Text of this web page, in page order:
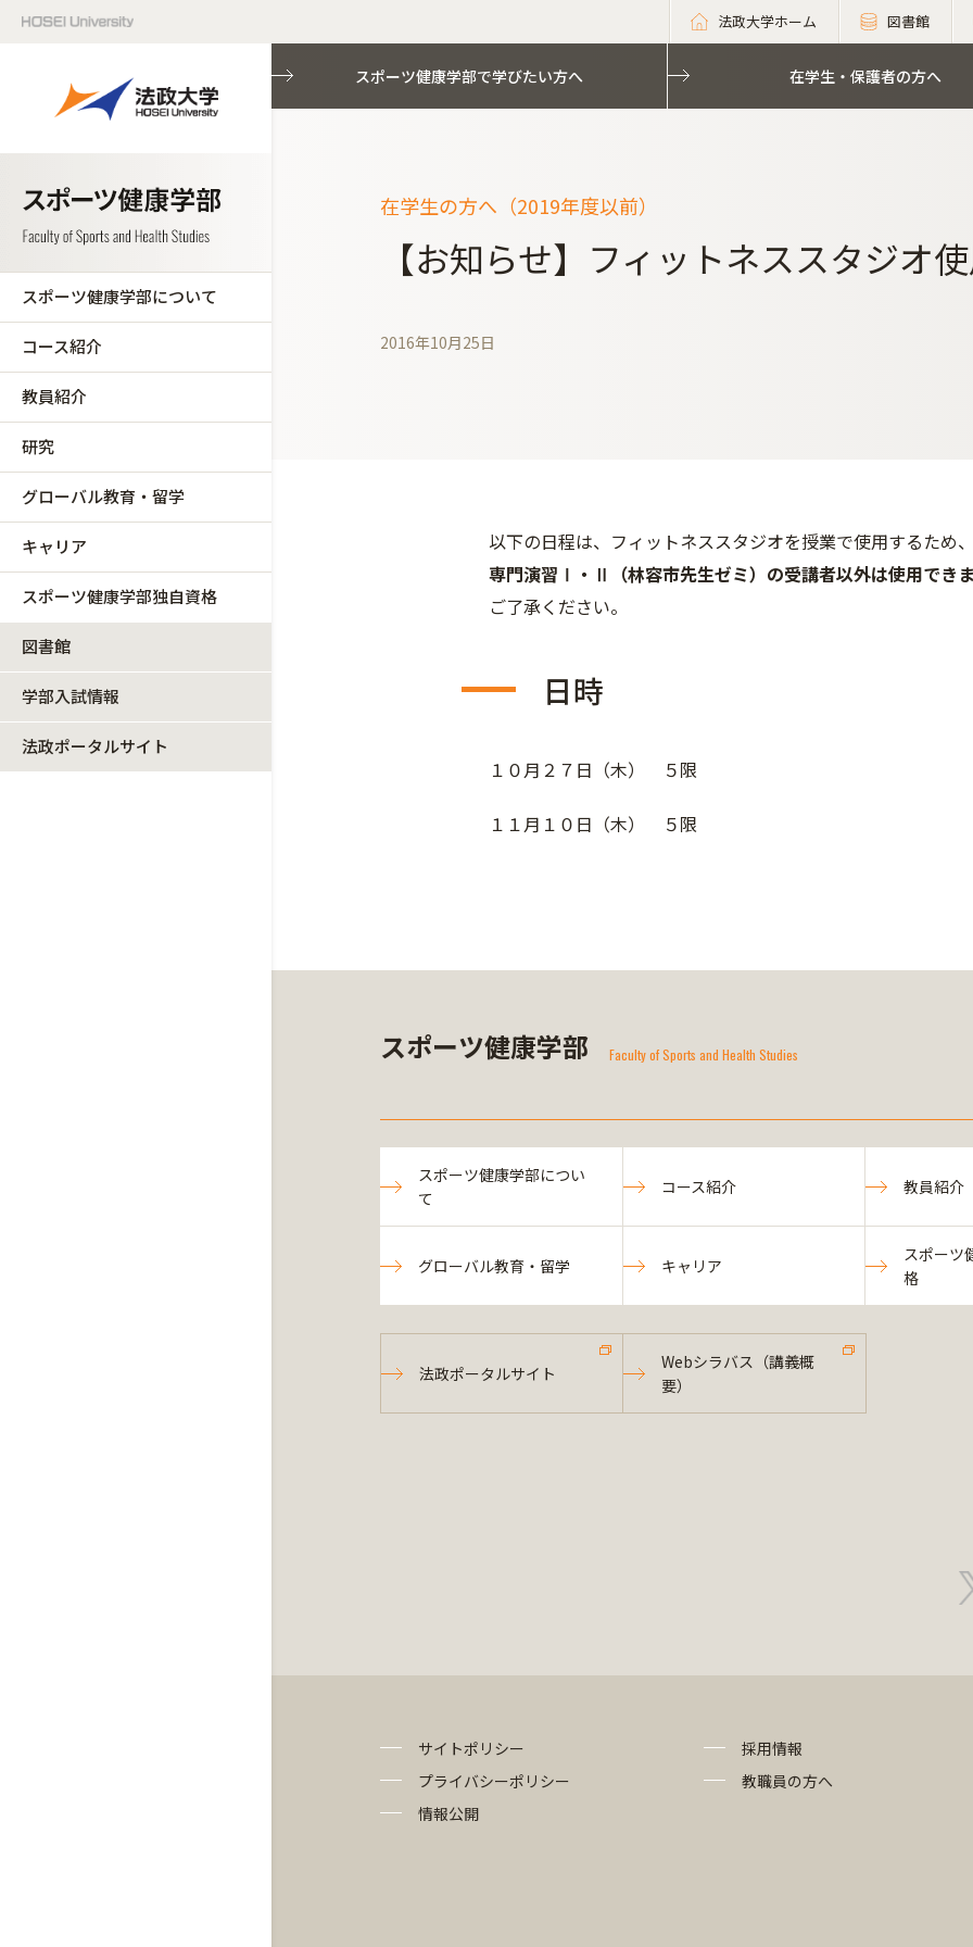
法政大学ホーム 図書館
スポーツ健康学部について
コース紹介
教員紹介
研究
グローバル教育・留学
キャリア
スポーツ健康学部独自資格
図書館
学部入試情報
法政ポータルサイト
スポーツ健康学部で学びたい方へ 在学生・保護者の方へ
在学生の方へ（2019年度以前）
【お知らせ】フィットネススタジオ
2016年10月25日
以下の日程は、フィットネススタジオを授業で使用するため、
専門演習Ⅰ・Ⅱ（林容市先生ゼミ）の受講者以外は使用でき
ご了承ください。
日時
１０月２７日（木） ５限
１１月１０日（木） ５限
スポーツ健康学部 Faculty of Sports and Health Studies
スポーツ健康学部につい
て
コース紹介 教員紹介
グローバル教育・留学 キャリア
スポーツ
格
法政ポータルサイト
Webシラバス（講義概
要）
サイトポリシー
プライバシーポリシー
情報公開
採用情報
教職員の方へ